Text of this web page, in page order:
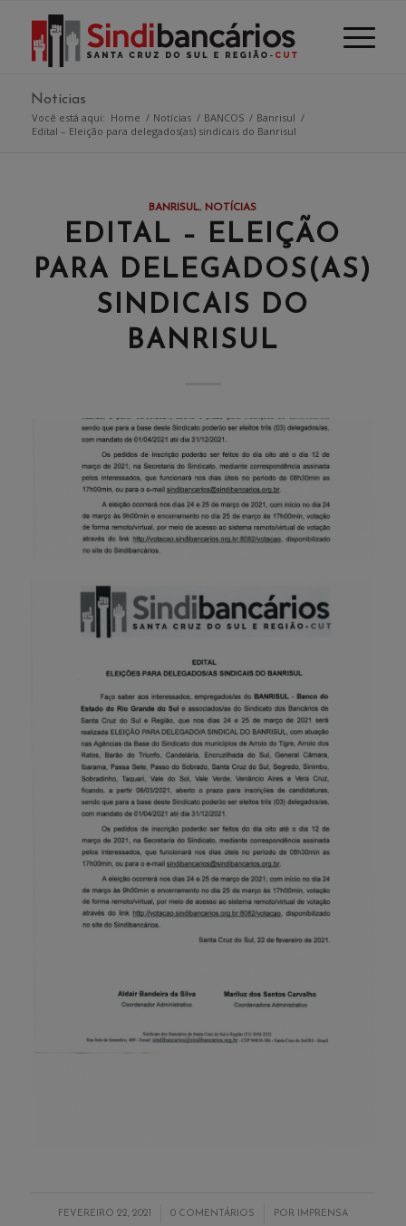
Notícias
Você está aqui: Home / Notícias / BANCOS / Banrisul /
Edital – Eleição para delegados(as) sindicais do Banrisul
BANRISUL, NOTÍCIAS
EDITAL – ELEIÇÃO
PARA DELEGADOS(AS)
SINDICAIS DO
BANRISUL
FEVEREIRO 22, 2021
/ 0 COMENTÁRIOS
/ POR IMPRENSA